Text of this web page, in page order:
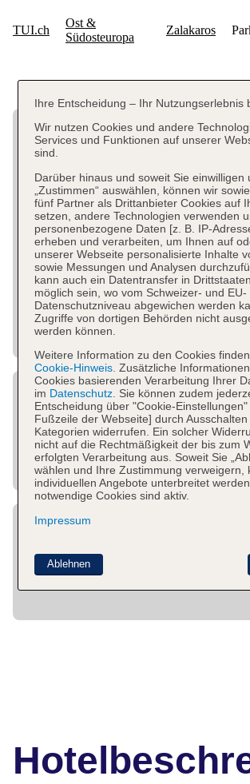
Ihre Entscheidung – Ihr Nutzungserlebnis
Wir nutzen Cookies und andere
Services und Funktionen auf unserer
sind.
Darüber hinaus und soweit Sie einwilligen
„Zustimmen“ auswählen, können wir
fünf Partner als Drittanbieter Cookies auf
setzen, andere Technologien verwenden
personenbezogene Daten [z. B. IP-
erheben und verarbeiten, um Ihnen auf
unserer Webseite personalisierte Inhalte
sowie Messungen und Analysen
kann auch ein Datentransfer in
möglich sein, wo vom Schweizer- und EU-
Datenschutzniveau abgewichen werden
Zugriffe von dortigen Behörden nicht
werden können.
Weitere Information zu den Cookies
Cookie-Hinweis. Zusätzliche
Cookies basierenden Verarbeitung Ihrer
im Datenschutz. Sie können zudem
Entscheidung über "Cookie-
Fußzeile der Webseite] durch
Kategorien widerrufen. Ein solcher
nicht auf die Rechtmäßigkeit der bis zum
erfolgten Verarbeitung aus. Soweit Sie
wählen und Ihre Zustimmung verweigern,
individuellen Angebote unterbreitet
notwendige Cookies sind aktiv.
Impressum
Ablehnen